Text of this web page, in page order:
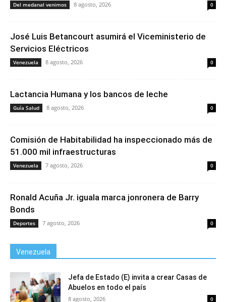
Del medanal venimos 8 agosto, 2026 0
José Luis Betancourt asumirá el Viceministerio de
Servicios Eléctricos
Venezuela 8 agosto, 2026 0
Lactancia Humana y los bancos de leche
Guía Salud 8 agosto, 2026 0
Comisión de Habitabilidad ha inspeccionado más de
51.000 mil infraestructuras
Venezuela 7 agosto, 2026 0
Ronald Acuña Jr. iguala marca jonronera de Barry
Bonds
Deportes 7 agosto, 2026 0
Venezuela
Jefa de Estado (E) invita a crear Casas de
Abuelos en todo el país
8 agosto, 2026 0